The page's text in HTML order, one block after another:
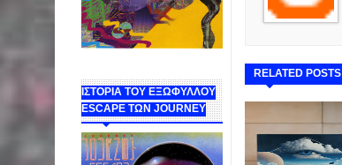
ΙΣΤΟΡΙΑ ΤΟΥ ΕΞΩΦΥΛΛΟΥ
ESCAPE ΤΩΝ JOURNEY
RELATED POSTS